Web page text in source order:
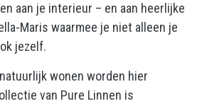
aan je interieur – en aan heerlijke
Maris waarmee je niet alleen je
jezelf.
wonen worden hier
van Pure Linnen is